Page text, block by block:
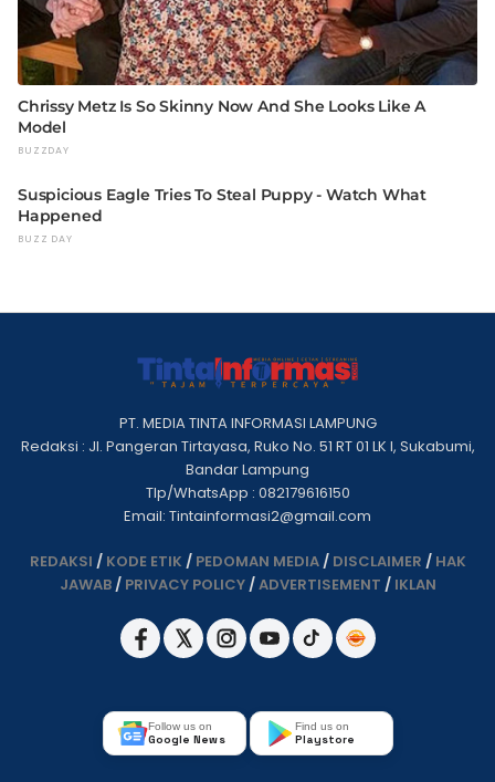
PT. MEDIA TINTA INFORMASI LAMPUNG
Redaksi : Jl. Pangeran Tirtayasa, Ruko No. 51 RT 01 LK I, Sukabumi,
Bandar Lampung
Tlp/WhatsApp : 082179616150
Email: Tintainformasi2@gmail.com
REDAKSI / KODE ETIK / PEDOMAN MEDIA/ DISCLAIMER / HAK
JAWAB/ PRIVACY POLICY/ADVERTISEMENT / IKLAN
Follow us on
Google News
Find us on
Playstore